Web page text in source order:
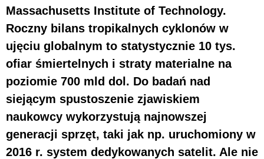
Massachusetts Institute of Technology.
Roczny bilans tropikalnych cyklonów w
ujęciu globalnym to statystycznie 10 tys.
ofiar śmiertelnych i straty materialne na
poziomie 700 mld dol. Do badań nad
siejącym spustoszenie zjawiskiem
naukowcy wykorzystują najnowszej
generacji sprzęt, taki jak np. uruchomiony w
2016 r. system dedykowanych satelit. Ale nie